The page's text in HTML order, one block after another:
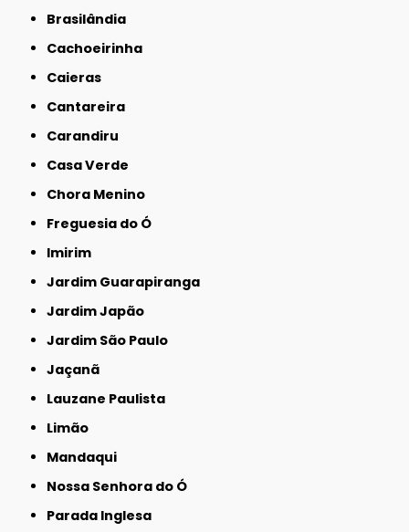
Brasilândia
Cachoeirinha
Caieras
Cantareira
Carandiru
Casa Verde
Chora Menino
Freguesia do Ó
Imirim
Jardim Guarapiranga
Jardim Japão
Jardim São Paulo
Jaçanã
Lauzane Paulista
Limão
Mandaqui
Nossa Senhora do Ó
Parada Inglesa